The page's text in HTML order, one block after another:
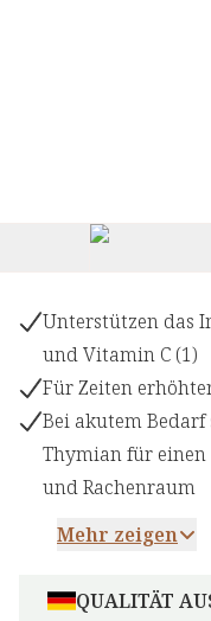
Unterstützen das
und Vitamin C (1)
Für Zeiten
Bei akutem
Thymian für
und Rachenraum
Mehr zeigen
QUALITÄT